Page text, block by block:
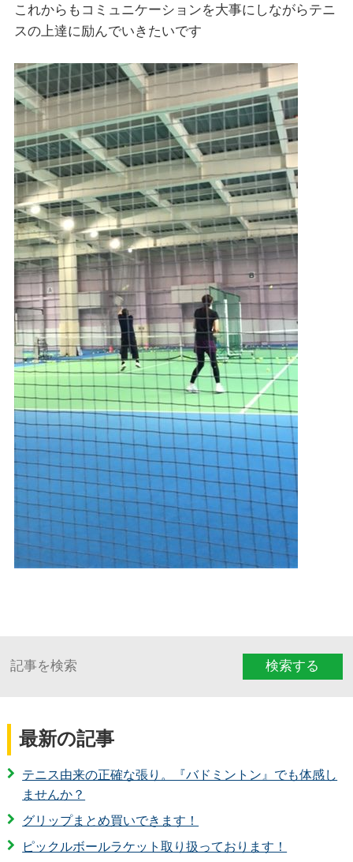
これからもコミュニケーションを大事にしながらテニ
スの上達に励んでいきたいです
検索する
最新の記事
テニス由来の正確な張り。『バドミントン』でも体感し
ませんか？
グリップまとめ買いできます！
ピックルボールラケット取り扱っております！